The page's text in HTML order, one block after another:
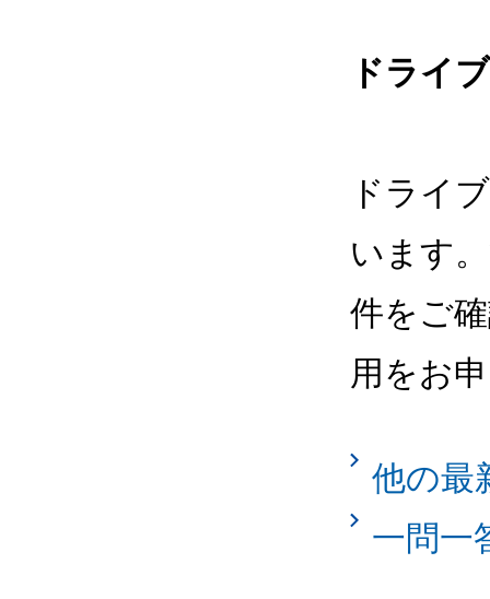
ドライ
ドライ
います
件をご
用をお
他の最
一問一